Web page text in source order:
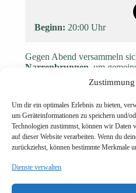
Um dir ein optimales Erlebnis zu bieten,
um Geräteinformationen zu speichern und/
Technologien zustimmst, können wir Daten
auf dieser Website verarbeiten. Wenn du
zurückziehst, können bestimmte Merkmale
Dienste verwalten
Beginn: 20:00 Uhr
Gegen Abend versammeln
Narrenbrunnen , um
Scheibenfeuerplatz
am
beginnt das Spektakel an zwei
fliegen– begleitet von
„Schiibii – Schiiboo!“
DieZundelmachersorgen
Weite und Spruchqualität
„Feldberg“.